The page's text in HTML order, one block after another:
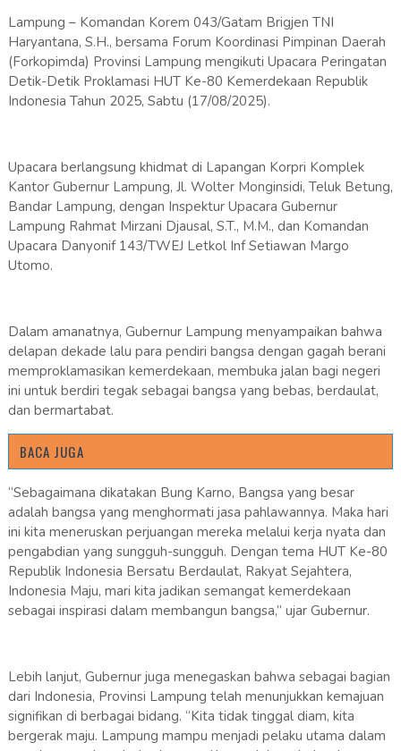
Lampung – Komandan Korem 043/Gatam Brigjen TNI
Haryantana, S.H., bersama Forum Koordinasi Pimpinan Daerah
(Forkopimda) Provinsi Lampung mengikuti Upacara Peringatan
Detik-Detik Proklamasi HUT Ke-80 Kemerdekaan Republik
Indonesia Tahun 2025, Sabtu (17/08/2025).
Upacara berlangsung khidmat di Lapangan Korpri Komplek
Kantor Gubernur Lampung, Jl. Wolter Monginsidi, Teluk Betung,
Bandar Lampung, dengan Inspektur Upacara Gubernur
Lampung Rahmat Mirzani Djausal, S.T., M.M., dan Komandan
Upacara Danyonif 143/TWEJ Letkol Inf Setiawan Margo
Utomo.
Dalam amanatnya, Gubernur Lampung menyampaikan bahwa
delapan dekade lalu para pendiri bangsa dengan gagah berani
memproklamasikan kemerdekaan, membuka jalan bagi negeri
ini untuk berdiri tegak sebagai bangsa yang bebas, berdaulat,
dan bermartabat.
BACA JUGA
“Sebagaimana dikatakan Bung Karno, Bangsa yang besar
adalah bangsa yang menghormati jasa pahlawannya. Maka hari
ini kita meneruskan perjuangan mereka melalui kerja nyata dan
pengabdian yang sungguh-sungguh. Dengan tema HUT Ke-80
Republik Indonesia Bersatu Berdaulat, Rakyat Sejahtera,
Indonesia Maju, mari kita jadikan semangat kemerdekaan
sebagai inspirasi dalam membangun bangsa,” ujar Gubernur.
Lebih lanjut, Gubernur juga menegaskan bahwa sebagai bagian
dari Indonesia, Provinsi Lampung telah menunjukkan kemajuan
signifikan di berbagai bidang. “Kita tidak tinggal diam, kita
bergerak maju. Lampung mampu menjadi pelaku utama dalam